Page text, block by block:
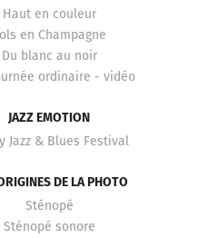
Haut en couleur
en Champagne
Du blanc au noir
ordinaire - vidéo
JAZZ EMOTION
Jazz & Blues Festival
DE LA PHOTO
Sténopé
Sténopé sonore